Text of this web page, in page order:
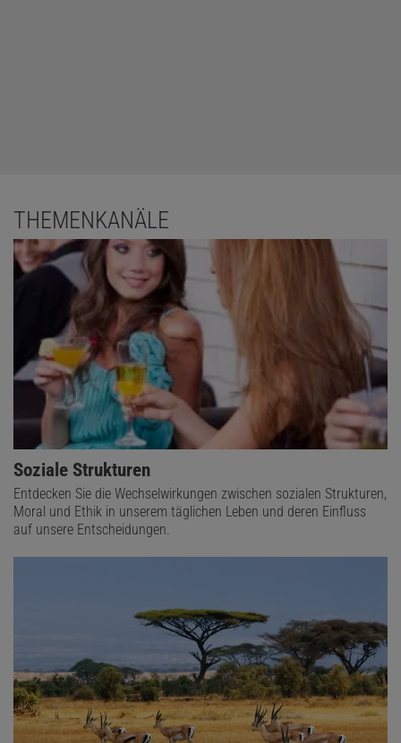
THEMENKANÄLE
Soziale Strukturen
Entdecken Sie die Wechselwirkungen zwischen sozialen Strukturen,
Moral und Ethik in unserem täglichen Leben und deren Einfluss
auf unsere Entscheidungen.